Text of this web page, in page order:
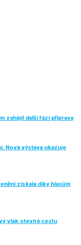
zahájil další fázi přípravy
Nová výstava ukazuje
získala díky hlasům
vlak otevírá cestu